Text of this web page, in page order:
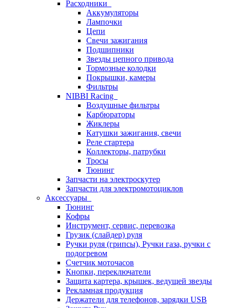
Расходники
Аккумуляторы
Лампочки
Цепи
Свечи зажигания
Подшипники
Звезды цепного привода
Тормозные колодки
Покрышки, камеры
Фильтры
NIBBI Racing
Воздушные фильтры
Карбюраторы
Жиклеры
Катушки зажигания, свечи
Реле стартера
Коллекторы, патрубки
Тросы
Тюнинг
Запчасти на электроскутер
Запчасти для электромотоциклов
Аксессуары
Тюнинг
Кофры
Инструмент, сервис, перевозка
Грузик (слайдер) руля
Ручки руля (грипсы), Ручки газа, ручки с
подогревом
Счетчик моточасов
Кнопки, переключатели
Защита картера, крышек, ведущей звезды
Рекламная продукция
Держатели для телефонов, зарядки USB